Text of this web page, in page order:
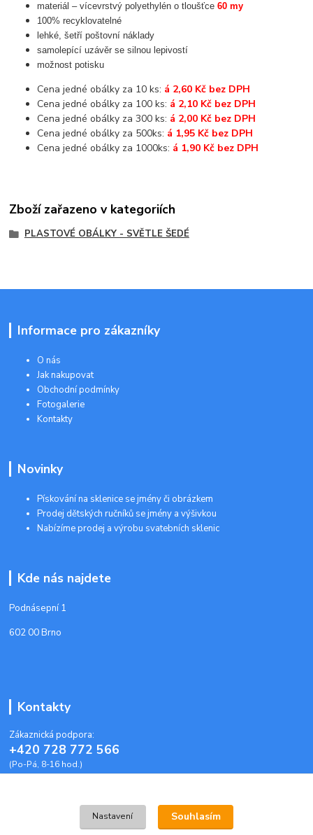
materiál – vícevrstvý polyethylén o tloušťce60 my
100% recyklovatelné
lehké, šetří poštovní náklady
samolepící uzávěr se silnou lepivostí
možnost potisku
Cena jedné obálky za 10 ks: á 2,60 Kč bez DPH
Cena jedné obálky za 100 ks: á 2,10 Kč bez DPH
Cena jedné obálky za 300 ks: á 2,00 Kč bez DPH
Cena jedné obálky za 500ks: á 1,95 Kč bez DPH
Cena jedné obálky za 1000ks: á 1,90 Kč bez DPH
Zboží zařazeno v kategoriích
PLASTOVÉ OBÁLKY - SVĚTLE ŠEDÉ
Informace pro zákazníky
O nás
Jak nakupovat
Obchodní podmínky
Fotogalerie
Kontakty
Novinky
Pískování na sklenice se jmény či obrázkem
Prodej dětských ručníků se jmény a výšivkou
Nabízíme prodej a výrobu svatebních sklenic
Kde nás najdete
Podnásepní 1
602 00 Brno
Kontakty
Zákaznická podpora:
+420 728 772 566
(Po-Pá, 8-16 hod.)
Nastavení Souhlasím